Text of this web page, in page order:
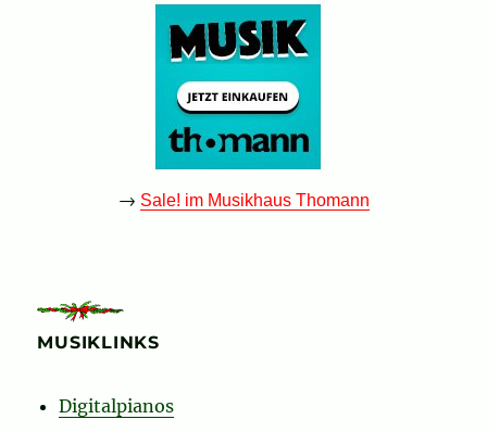
→ Sale! im Musikhaus Thomann
MUSIKLINKS
Digitalpianos